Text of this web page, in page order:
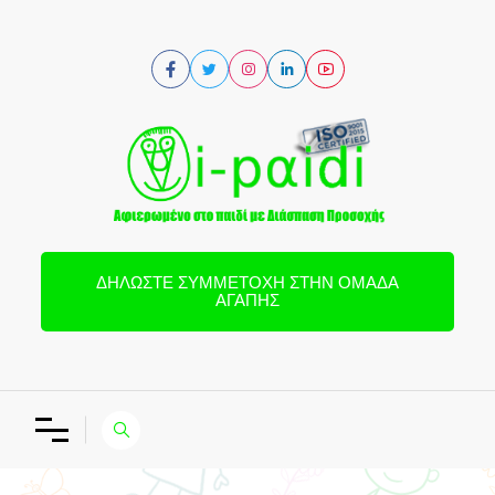
ΔΗΛΏΣΤΕ ΣΥΜΜΕΤΟΧΉ ΣΤΗΝ ΟΜΆΔΑ
ΑΓΆΠΗΣ